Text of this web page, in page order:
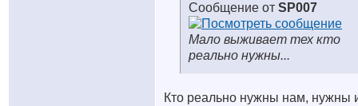
Сообщение от SP007
Мало выживает тех кто
реально нужны...
Кто реально нужны нам, нужны